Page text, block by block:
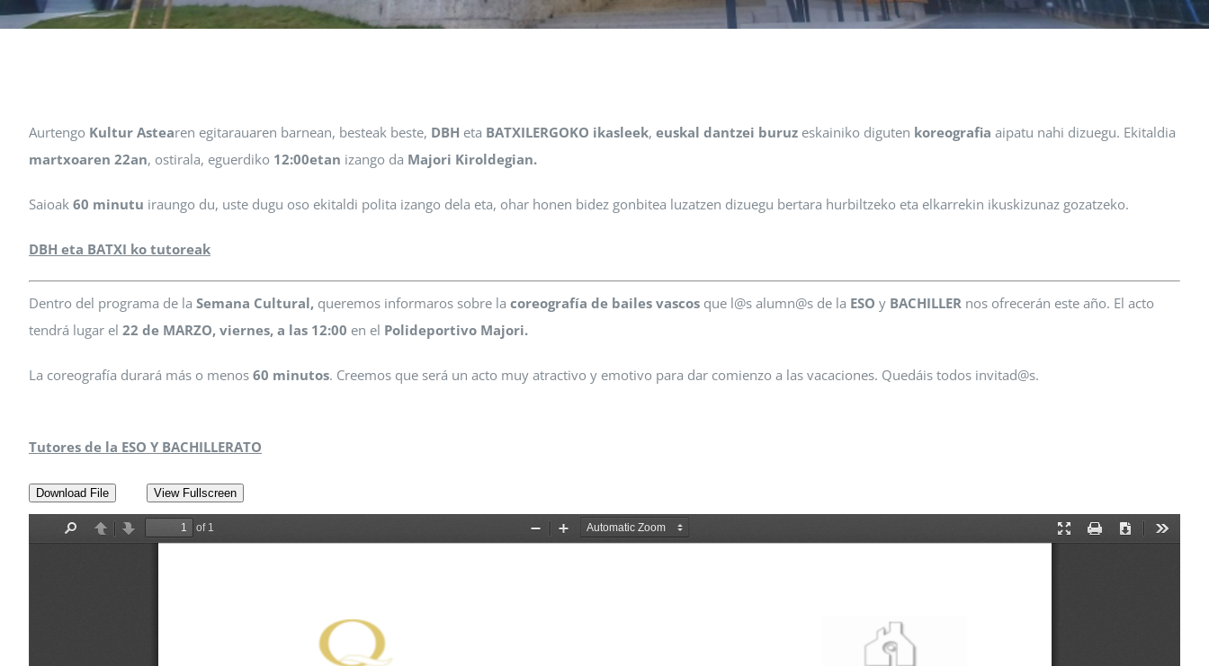
Aurtengo Kultur Astearen egitarauaren barnean, besteak beste, DBH eta BATXILERGOKO ikasleek, euskal dantzei buruzeskainiko diguten koreografia aipatu nahi dizuegu. Ekitaldia
martxoaren 22an, ostirala, eguerdiko 12:00etan izango da Majori Kiroldegian.
Saioak 60 minutu iraungo du, uste dugu oso ekitaldi polita izango dela eta, ohar honen bidez gonbitea luzatzen dizuegu bertara hurbiltzeko eta elkarrekin ikuskizunaz gozatzeko.
DBH eta BATXI ko tutoreak
Dentro del programa de la Semana Cultural,queremos informaros sobre la coreografía de bailes vascosque l@s alumn@s de la ESO y BACHILLER nos ofrecerán este año. El acto
tendrá lugar el 22 de MARZO, viernes, a las 12:00 en el Polideportivo Majori.
La coreografía durará más o menos 60 minutos. Creemos que será un acto muy atractivo y emotivo para dar comienzo a las vacaciones. Quedáis todos invitad@s.
Tutores de la ESO Y BACHILLERATO
Download File View Fullscreen